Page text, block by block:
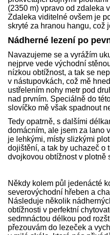
(2350 m) vpravo od zdaleka
Zdaleka viditelné ovšem je
skryté za hranou hangu, což
Nádherné lezení po
Navazujeme se a vyrážím
nejprve vede východní
nízkou obtížnost, a tak se
v nástupovkách, což mě
ustřelením nohy metr pod
nad prvním. Speciálně do
slovíčko mě však spadnout
Tedy opatrně, s dalšími
domácním, ale jsem za lano
je lehkými, místy slizkými
dojištění, a tak by uchazeč o
dvojkovou obtížnost v plotně
Někdy kolem půl jedenácté
severovýchodní hřeben a
Následuje několik
obtížnosti v perfektní
sedmnáctou délkou pod
přezouvám do lezeček a